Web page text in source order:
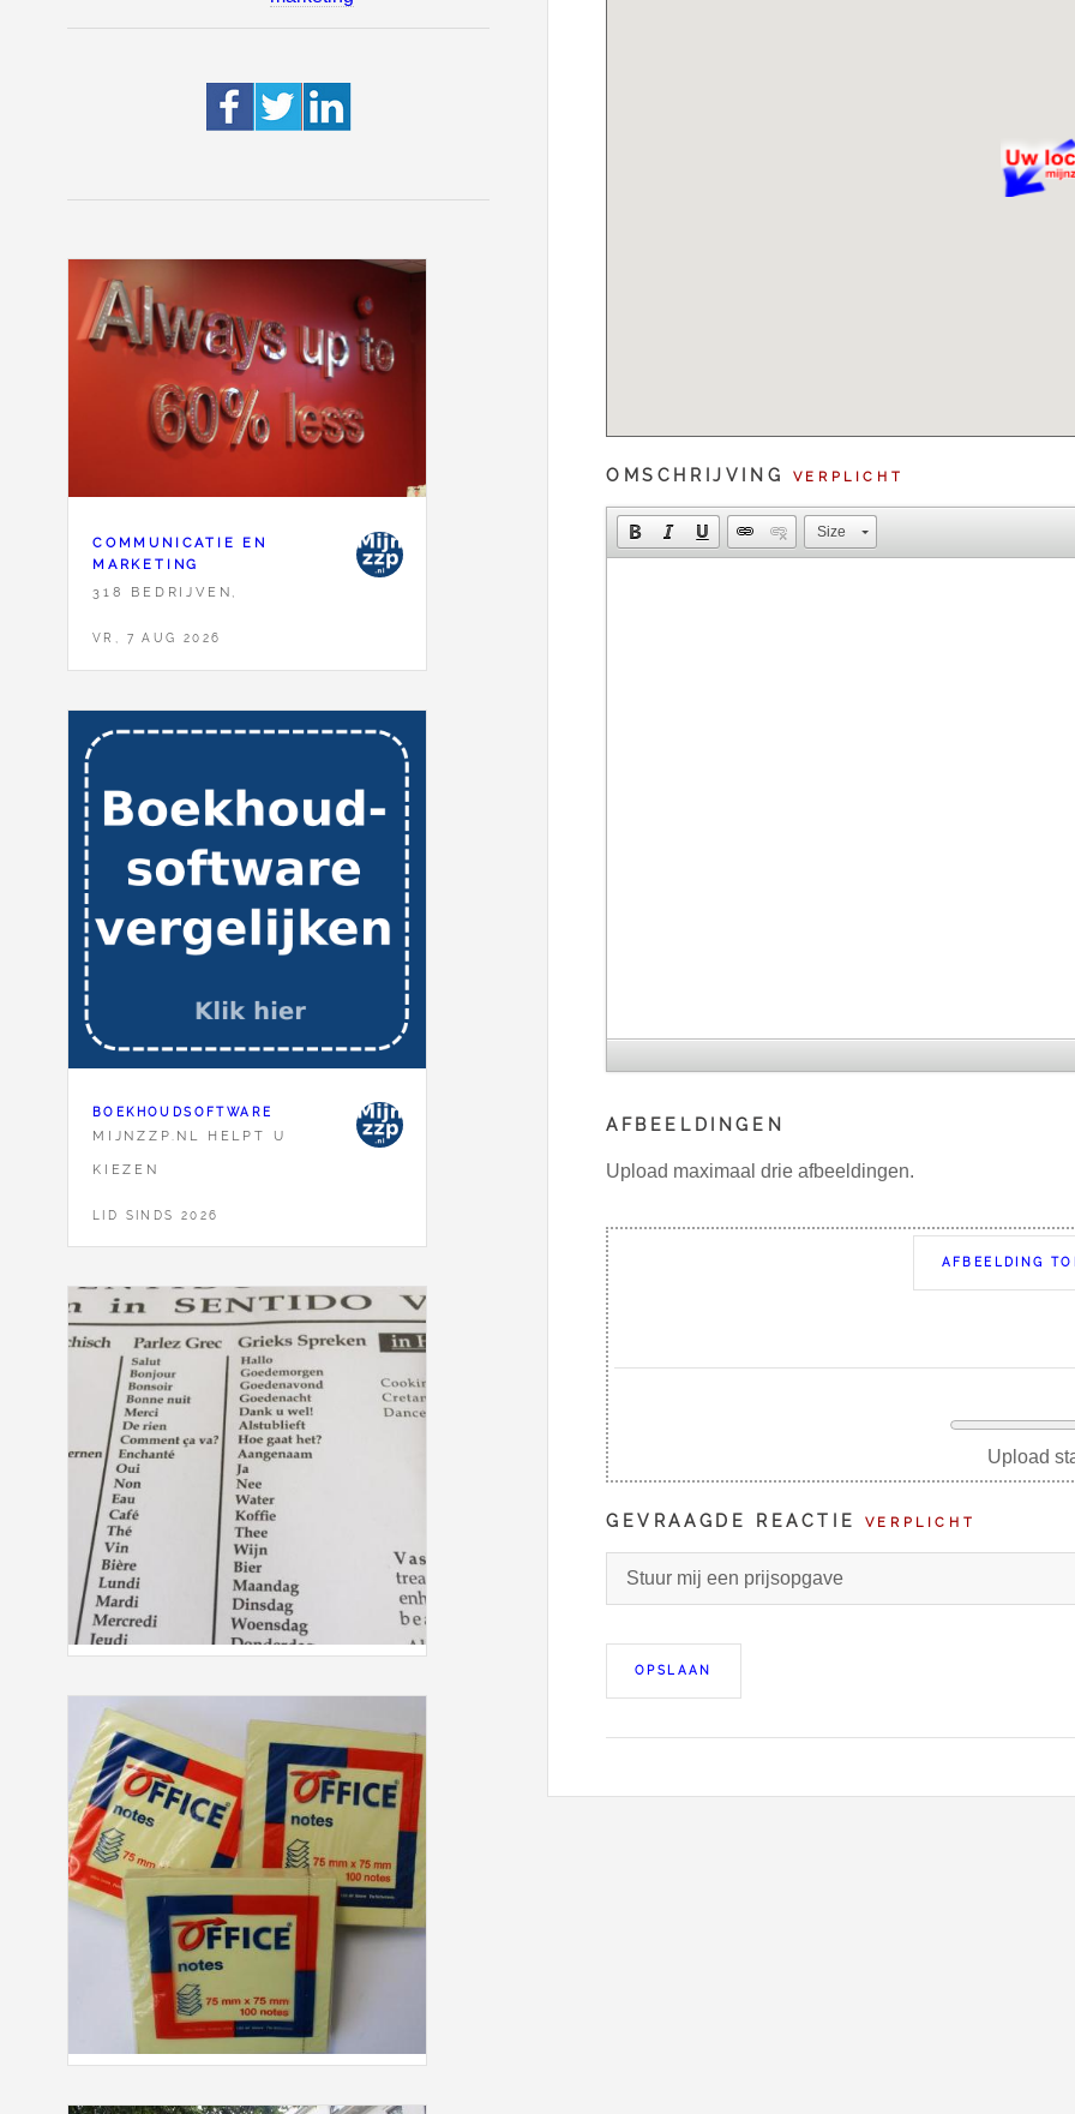
COMMUNICATIE EN
MARKETING
318 BEDRIJVEN,
VR, 7 AUG 2026
BOEKHOUDSOFTWARE
MIJNZZP.NL HELPT U
KIEZEN
LID SINDS 2026
OMSCHRIJVING VERPLICHT
Size
AFBEELDINGEN
Upload maximaal drie afbeeldingen.
AFBEELDING
Upload
GEVRAAGDE REACTIE VERPLICHT